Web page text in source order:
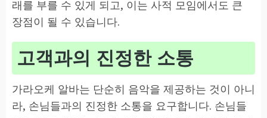
래를 부를 수 있게 되고, 이는 사적 모임에서도 큰
장점이 될 수 있습니다.
고객과의 진정한 소통
가라오케 알바는 단순히 음악을 제공하는 것이 아니
라, 손님들과의 진정한 소통을 요구합니다. 손님들